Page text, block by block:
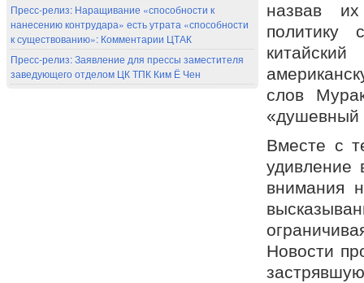
Пресс-релиз: Наращивание «способности к
нанесению контрудара» есть утрата «способности
к существованию»: Комментарии ЦТАК
Пресс-релиз: Заявление для прессы заместителя
заведующего отделом ЦК ТПК Ким Ё Чен
назвав
политику
слов
«душевный
Вместе с
удивление
внимания
Новости